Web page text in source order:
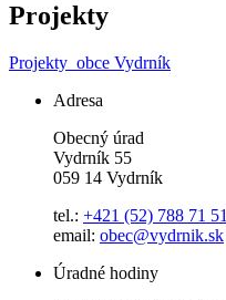
Projekty
Projekty obce Vydrník
Adresa
Obecný úrad
Vydrník 55
059 14 Vydrník
tel.: +421 (52) 788 71 51
email: obec@vydrnik.sk
Úradné hodiny